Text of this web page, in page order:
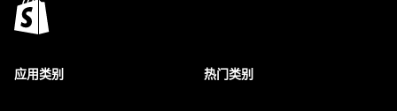
应用类别 热门类别